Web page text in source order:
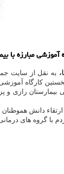
مبارزه با
به نقل از سایت
كارگاه آموزشی
رازی و
دانش
با گروه های